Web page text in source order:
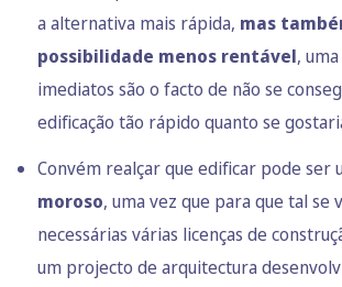
a alternativa mais rápida, mas
possibilidade menos rentável,
imediatos são o facto de não se
edificação tão rápido quanto se
Convém realçar que edificar pode ser
moroso, uma vez que para que tal se
necessárias várias licenças de
um projecto de arquitectura